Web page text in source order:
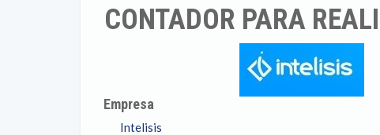
CONTADOR PARA
Empresa
Intelisis